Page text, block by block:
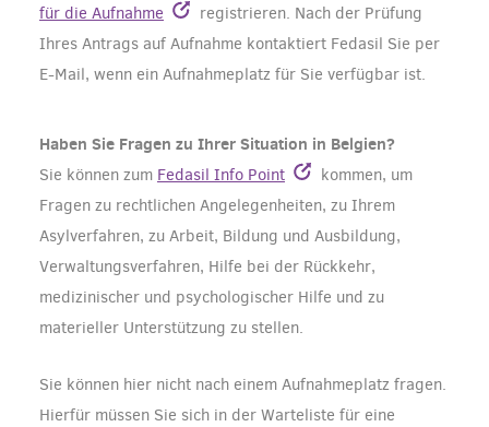
für die Aufnahme
registrieren. Nach der Prüfung
Ihres Antrags auf Aufnahme kontaktiert Fedasil Sie per
E-Mail, wenn ein Aufnahmeplatz für Sie verfügbar ist.
Haben Sie Fragen zu Ihrer Situation in Belgien?
Sie können zum Fedasil Info Point
kommen, um
Fragen zu rechtlichen Angelegenheiten, zu Ihrem
Asylverfahren, zu Arbeit, Bildung und Ausbildung,
Verwaltungsverfahren, Hilfe bei der Rückkehr,
medizinischer und psychologischer Hilfe und zu
materieller Unterstützung zu stellen.
Sie können hier nicht nach einem Aufnahmeplatz fragen.
Hierfür müssen Sie sich in der Warteliste für eine